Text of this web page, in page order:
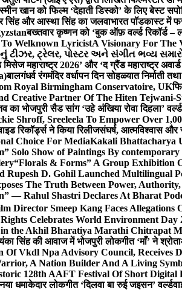
खान को फिल्म ‘देहाती डिस्को’ के लिए बेस्ट
सिंह और आस्था सिंह का जलवाभारत पॉडकास्ट में
बख्तवार कृष्णन को ‘बुक ऑफ़ वर्ल्ड रिकॉर्ड –
Welknown LyricistA Visionary For The
ટીઝર, ટ્રેલર, પોસ્ટર અને સંગીત ભવ્ય
महाराष्ट्र 2026’ और ‘द ग्रैंड महाराष्ट्र
बालगंधर्व रंगमंदिर वर्धापन दिन सोहळ्यात निर्माती
Royal Birmingham Conservatoire, UK
Creative Partner Of The Hiten Tejwani-
का भोजपुरी सैड सांग ‘उहे अंखिया रोवा दिहला’
Shroff, Sreeleela To Empower Over
रिकॉर्ड्स ने किया रिलीजसंघर्ष, आत्मविश्वास और
Choice For MediaKakali Bhattacharya
Solo Show of Paintings By
“Florals & Forms” A Group Exhibition
D. Gohil Launched Multilingual
The Truth Between Power,
— Rahul Shastri Declares At Bharat
Director Smeep Kang Faces
Celebrates World Environment
the Akhil Bharatiya Marathi Chitrapat
सिंह की आवाज में भोजपुरी लोकगीत ‘माँ’ ने
Vkdl Npa Advisory Council,
A Nation Builder And A Living
128th AAFT Festival Of Short Digital
धमाकेदार लोकगीत ‘दिलवा बा रुई जइसन’